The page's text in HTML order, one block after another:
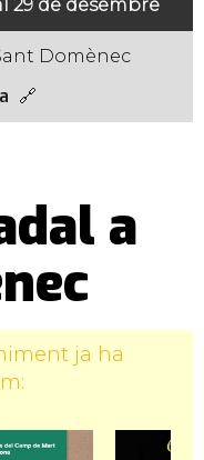
29 de desembre
Domènec
a
ja ha